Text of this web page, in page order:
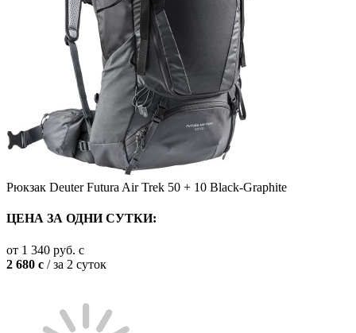
Рюкзак Deuter Futura Air Trek 50 + 10 Black-Graphite
ЦЕНА ЗА ОДНИ СУТКИ:
от 1 340 руб. c
2 680 c / за 2 суток